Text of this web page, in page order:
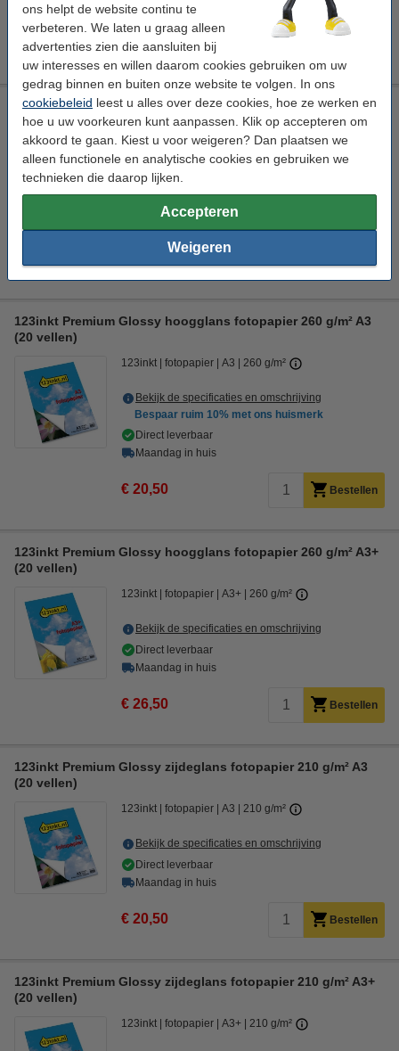
ons helpt de website continu te
verbeteren. We laten u graag alleen
advertenties zien die aansluiten bij
uw interesses en willen daarom cookies gebruiken om uw
gedrag binnen en buiten onze website te volgen. In ons
cookiebeleid leest u alles over deze cookies, hoe ze werken en
hoe u uw voorkeuren kunt aanpassen. Klik op accepteren om
akkoord te gaan. Kiest u voor weigeren? Dan plaatsen we
alleen functionele en analytische cookies en gebruiken we
technieken die daarop lijken.
Accepteren
Weigeren
Maandag in huis
€ 16,50
123inkt High Color mat fotopapier 180 g/m² A3+ (20 vellen)
FSC®
123inkt fotopapier A3+ 180 g/m²
Bekijk de specificaties en omschrijving
Direct leverbaar
Maandag in huis
123inkt Premium Glossy hoogglans fotopapier 260 g/m² A3
(20 vellen)
123inkt fotopapier A3 260 g/m²
Bekijk de specificaties en omschrijving
Bespaar ruim 10% met ons huismerk
Direct leverbaar
Maandag in huis
€ 20,50 Bestellen
123inkt Premium Glossy hoogglans fotopapier 260 g/m² A3+
(20 vellen)
123inkt fotopapier A3+ 260 g/m²
Bekijk de specificaties en omschrijving
Direct leverbaar
Maandag in huis
€ 26,50 Bestellen
123inkt Premium Glossy zijdeglans fotopapier 210 g/m² A3
(20 vellen)
123inkt fotopapier A3 210 g/m²
Bekijk de specificaties en omschrijving
Direct leverbaar
Maandag in huis
€ 20,50 Bestellen
123inkt Premium Glossy zijdeglans fotopapier 210 g/m² A3+
(20 vellen)
123inkt fotopapier A3+ 210 g/m²